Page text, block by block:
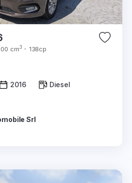
cm3 138cp
2016 Diesel
Srl